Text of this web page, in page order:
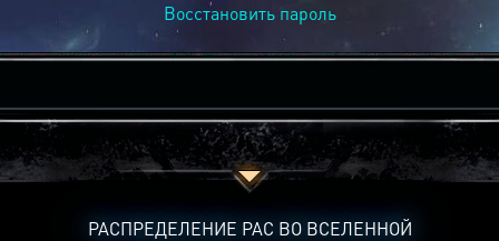
Восстановить пароль
РАСПРЕДЕЛЕНИЕ РАС ВО ВСЕЛЕННОЙ